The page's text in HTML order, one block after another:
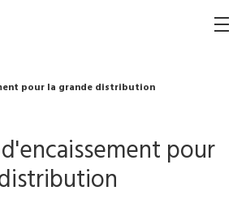
pour la grande distribution
pour